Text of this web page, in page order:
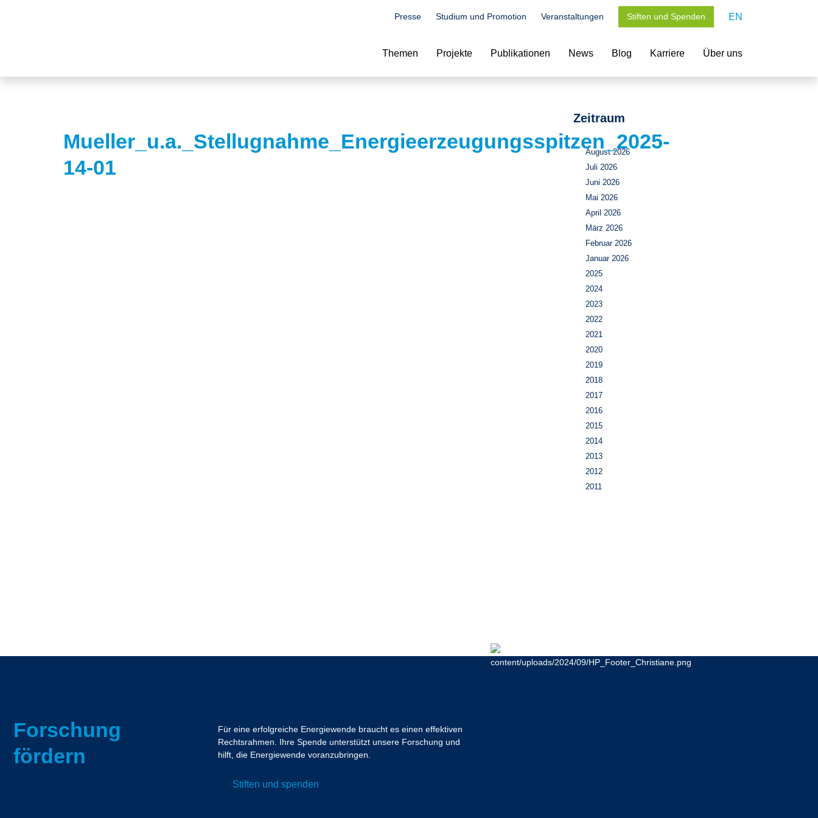
Presse Studium und Promotion Veranstaltungen Stiften und Spenden EN
Themen Projekte Publikationen News Blog Karriere Über uns
Mueller_u.a._Stellugnahme_Energieerzeugungsspitzen_2025-
14-01
Zeitraum
August 2026
Juli 2026
Juni 2026
Mai 2026
April 2026
März 2026
Februar 2026
Januar 2026
2025
2024
2023
2022
2021
2020
2019
2018
2017
2016
2015
2014
2013
2012
2011
Forschung
fördern
Für eine erfolgreiche Energiewende braucht es einen effektiven
Rechtsrahmen. Ihre Spende unterstützt unsere Forschung und
hilft, die Energiewende voranzubringen.
Stiften und spenden